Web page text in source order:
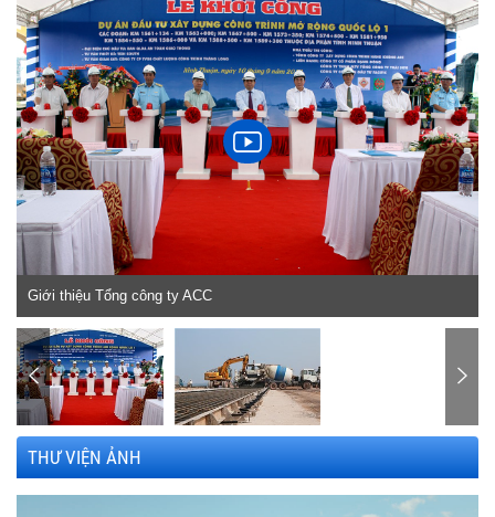
Giới thiệu Tổng công ty ACC
THƯ VIỆN ẢNH